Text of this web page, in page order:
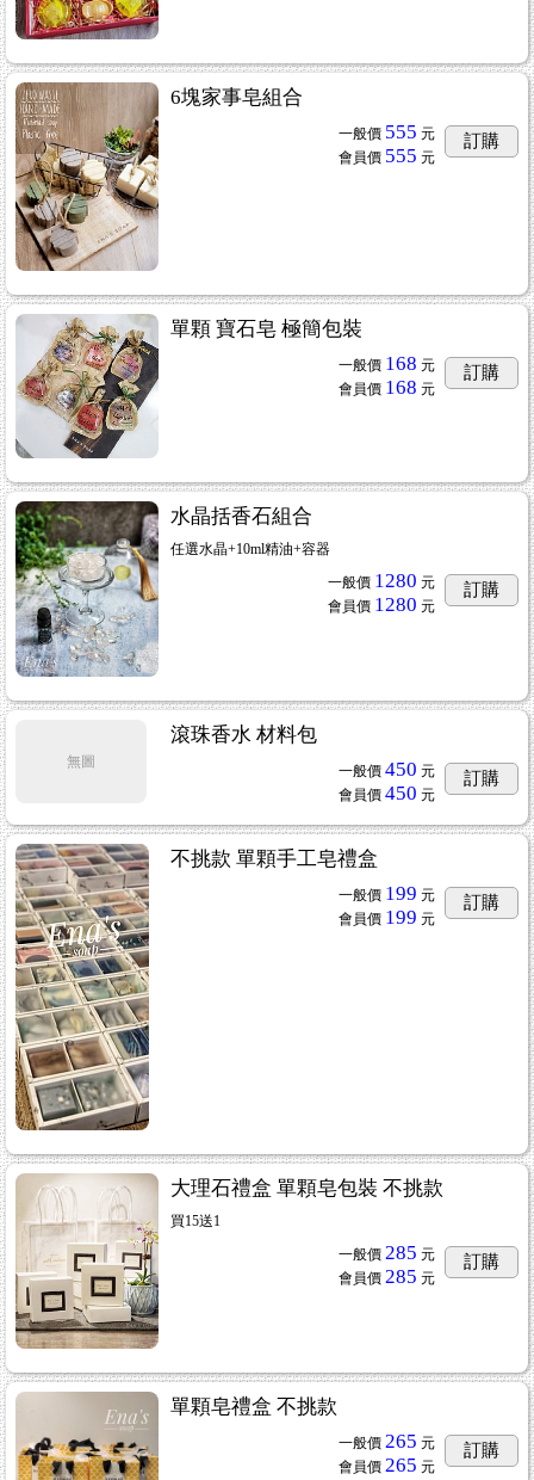
6塊家事皂組合
一般價 555 元
會員價 555 元
訂購
單顆 寶石皂 極簡包裝
一般價 168 元
會員價 168 元
訂購
水晶括香石組合
任選水晶+10ml精油+容器
一般價 1280 元
會員價 1280 元
訂購
無圖
滾珠香水 材料包
一般價 450 元
會員價 450 元
訂購
不挑款 單顆手工皂禮盒
一般價 199 元
會員價 199 元
訂購
大理石禮盒 單顆皂包裝 不挑款
買15送1
一般價 285 元
會員價 285 元
訂購
單顆皂禮盒 不挑款
一般價 265 元
會員價 265 元
訂購